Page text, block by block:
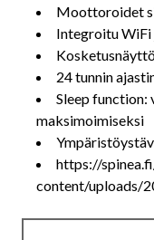
Moottoroidet
Integroitu WiFi
24 tunnin
Sleep function:
maksimoimiseksi
https://
content/uploads/